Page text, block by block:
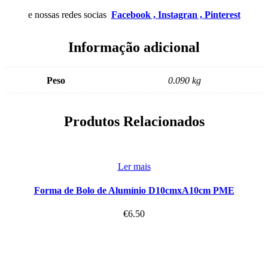
e nossas redes socias Facebook , Instagran , Pinterest
Informação adicional
Peso 0.090 kg
Produtos Relacionados
Ler mais
Forma de Bolo de Alumínio D10cmxA10cm PME
€6.50